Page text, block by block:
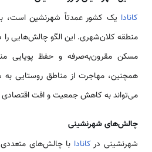
کانادا یک کشور عمدتاً شهرنشین است،
منطقه کلان‌شهری. این الگو چالش‌هایی را
مسکن مقرون‌به‌صرفه و حفظ پویایی
همچنین، مهاجرت از مناطق روستایی به
می‌تواند به کاهش جمعیت و افت
چالش‌های شهرنشینی
شهرنشینی در کانادا با چالش‌های